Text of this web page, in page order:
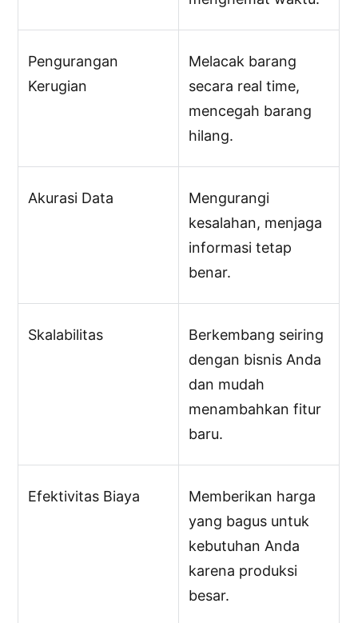
Pengurangan
Kerugian
Melacak barang
secara real time,
mencegah barang
hilang.
Akurasi Data
Mengurangi
kesalahan, menjaga
informasi tetap
benar.
Skalabilitas
Berkembang seiring
dengan bisnis Anda
dan mudah
menambahkan fitur
baru.
Efektivitas Biaya
Memberikan harga
yang bagus untuk
kebutuhan Anda
karena produksi
besar.